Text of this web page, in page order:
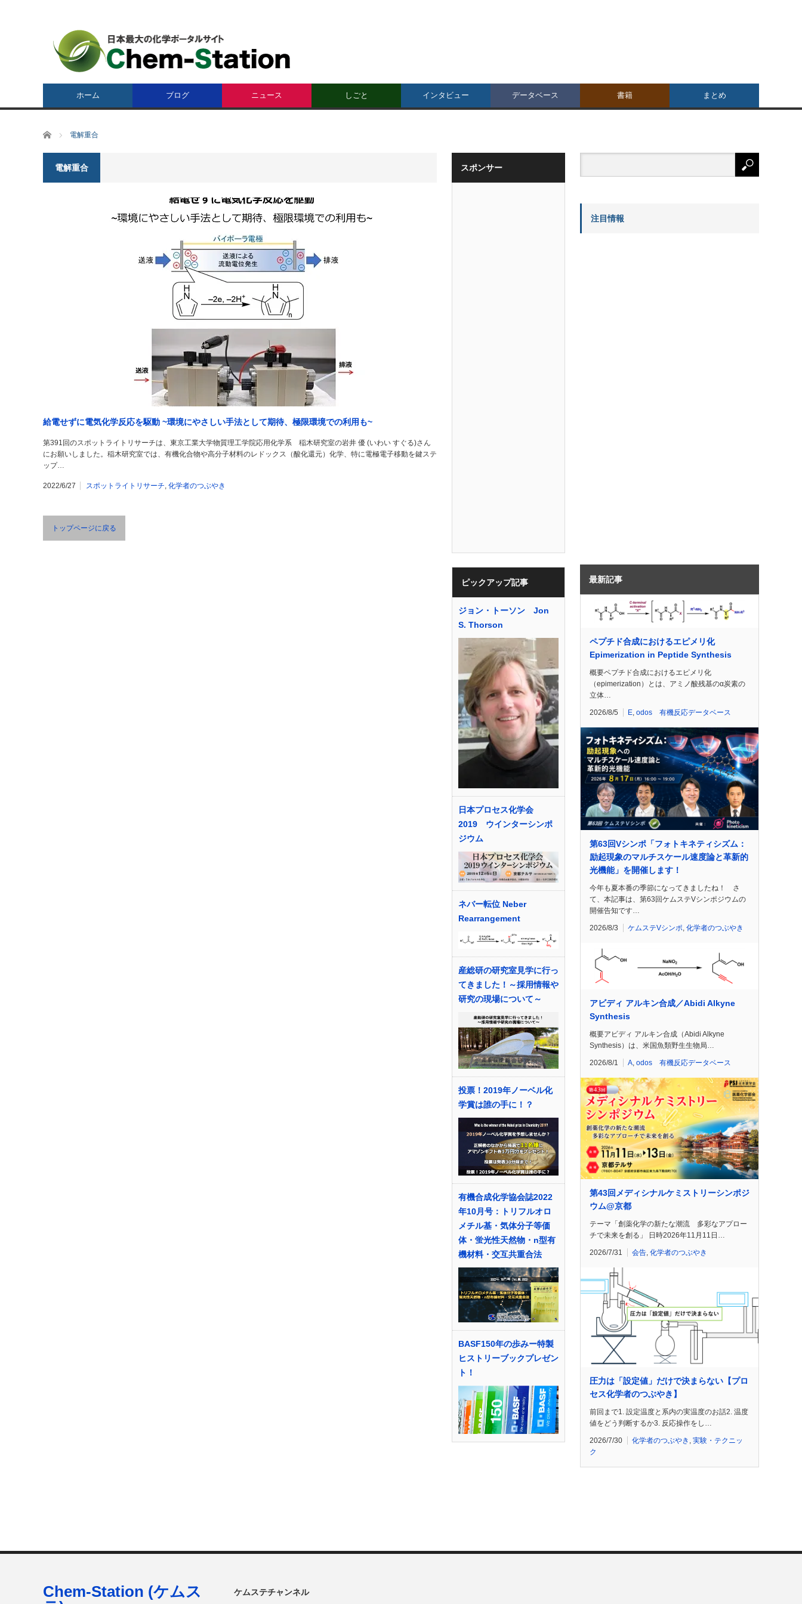
ホーム ブログ ニュース しごと インタビュー データベース 書籍 まとめ
ホーム 電解重合
電解重合
給電せずに電気化学反応を駆動 ~環境にやさしい手法として期待、極限環境での利用も~
第391回のスポットライトリサーチは、東京工業大学物質理工学院応用化学系 稲木研究室の岩井 優 (いわい すぐる)さん
にお願いしました。稲木研究室では、有機化合物や高分子材料のレドックス（酸化還元）化学、特に電極電子移動を鍵ステ
ップ…
2022/6/27 スポットライトリサーチ, 化学者のつぶやき
トップページに戻る
スポンサー
ピックアップ記事
ジョン・トーソン Jon
S. Thorson
日本プロセス化学会
2019 ウインターシンポ
ジウム
ネバー転位 Neber
Rearrangement
産総研の研究室見学に行っ
てきました！～採用情報や
研究の現場について～
投票！2019年ノーベル化
学賞は誰の手に！？
有機合成化学協会誌2022
年10月号：トリフルオロ
メチル基・気体分子等価
体・蛍光性天然物・n型有
機材料・交互共重合法
BASF150年の歩みー特製
ヒストリーブックプレゼン
ト！
注目情報
最新記事
ペプチド合成におけるエピメリ化
Epimerization in Peptide Synthesis
概要ペプチド合成におけるエピメリ化
（epimerization）とは、アミノ酸残基のα炭素の
立体…
2026/8/5 E, odos 有機反応データベース
第63回Vシンポ「フォトキネティシズム：
励起現象のマルチスケール速度論と革新的
光機能」を開催します！
今年も夏本番の季節になってきましたね！ さ
て、本記事は、第63回ケムステVシンポジウムの
開催告知です…
2026/8/3 ケムステVシンポ 化学者のつぶやき
アビディ アルキン合成／Abidi Alkyne
Synthesis
概要アビディ アルキン合成（Abidi Alkyne
Synthesis）は、米国魚類野生生物局…
2026/8/1 A odos 有機反応データベース
第43回メディシナルケミストリーシンポジ
ウム@京都
テーマ「創薬化学の新たな潮流 多彩なアプロー
チで未来を創る」 日時2026年11月11日…
2026/7/31 会告, 化学者のつぶやき
圧力は「設定値」だけで決まらない【プロ
セス化学者のつぶやき】
前回まで1. 設定温度と系内の実温度のお話2. 温度
値をどう判断するか3. 反応操作をし…
2026/7/30 化学者のつぶやき , 実験・テクニッ
ク
ケムステチャンネル
Chem-Station (ケムス